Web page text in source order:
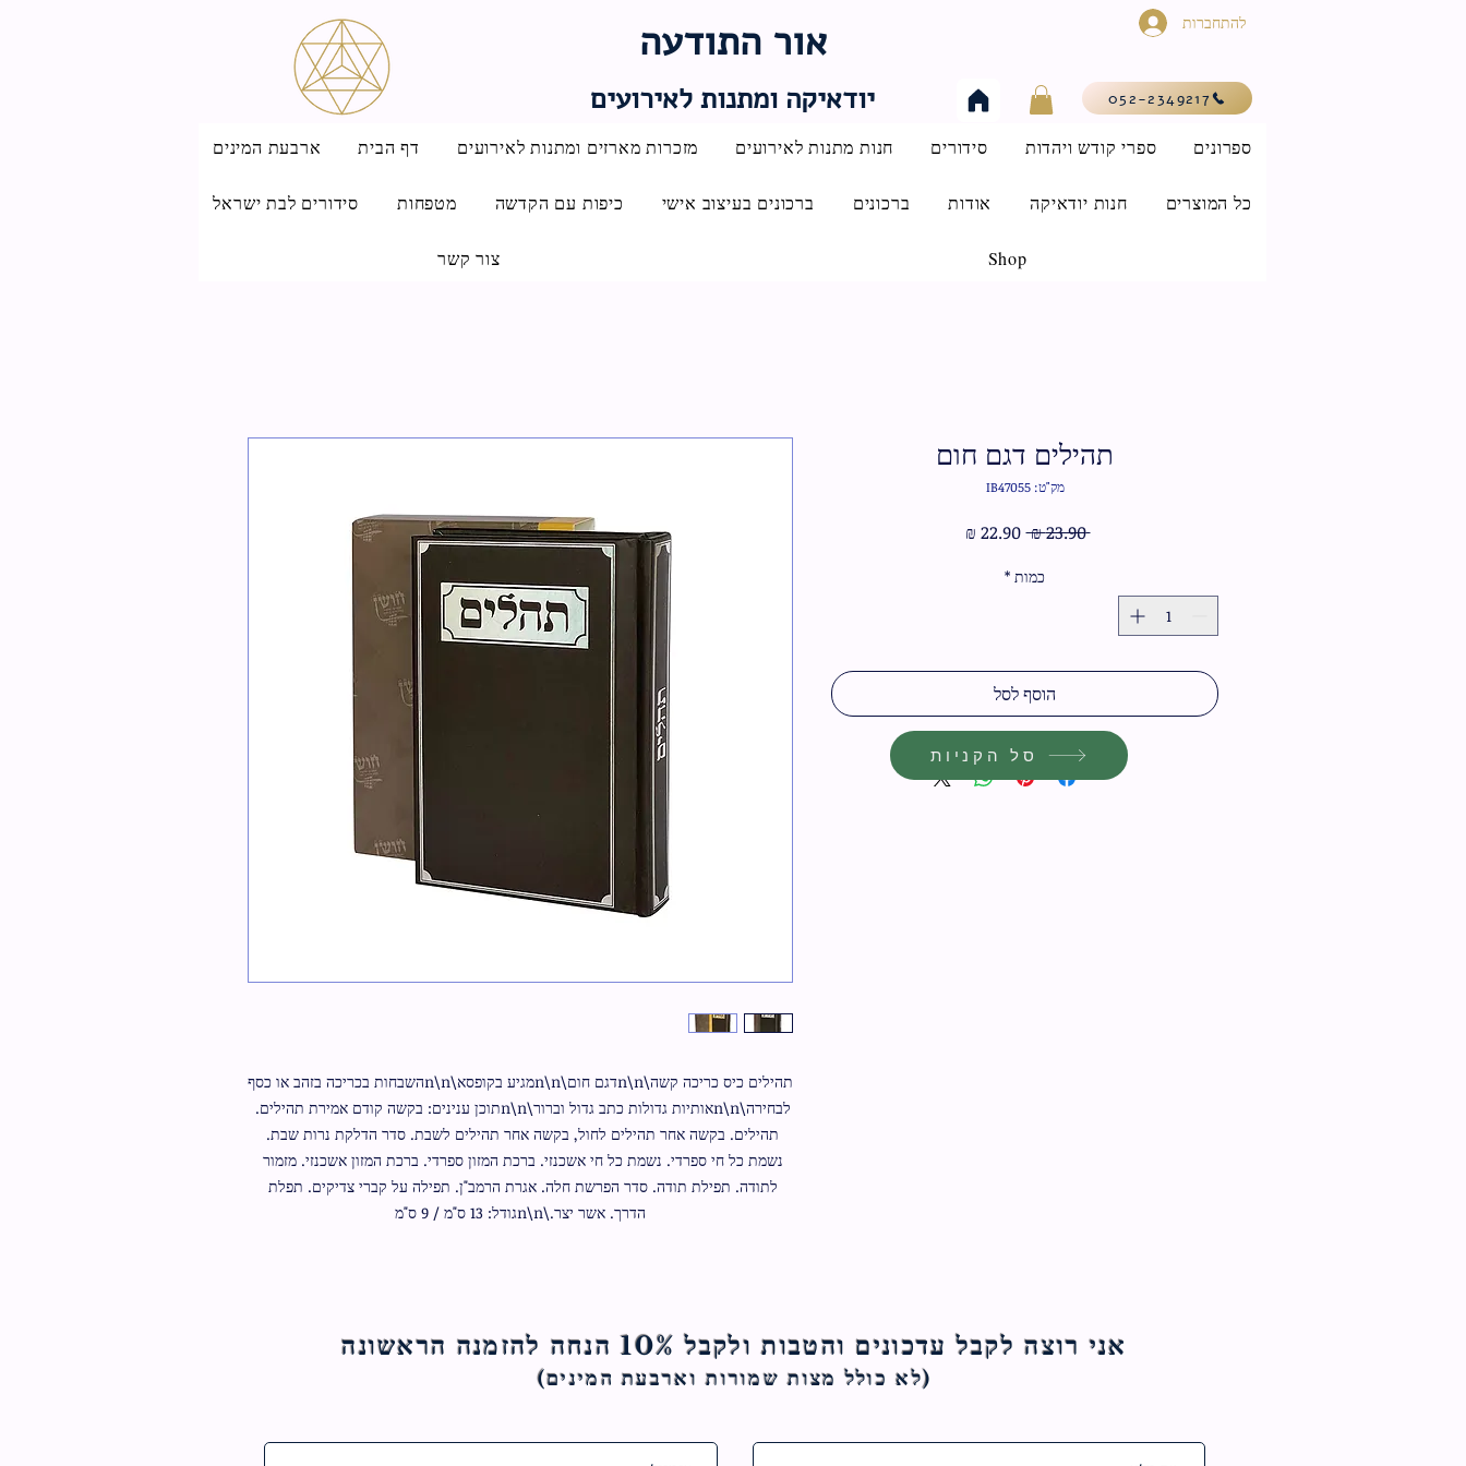
אור התודעה
יודאיקה ומתנות לאירועים
להתחברות
052-2349217
ארבעת המינים דף הבית מזכרות מארזים ומתנות לאירועים חנות מתנות לאירועים סידורים ספרי קודש ויהדות ספרונים
סידורים לבת ישראל מטפחות כיפות עם הקדשה ברכונים בעיצוב אישי ברכונים אודות חנות יודאיקה כל המוצרים
צור קשר Shop
הדרך. אשר יצר.\n\nגודל: 13 ס"מ / 9 ס"מ
תהילים דגם חום
מק"ט: IB47055
‏23.90 ‏₪
מחיר
‏22.90 ‏₪
כמות *
הוסף לסל
סל הקניות
אני רוצה לקבל עדכונים והטבות ולקבל 10% הנחה להזמנה הראשונה
(לא כולל מצות שמורות וארבעת המינים)